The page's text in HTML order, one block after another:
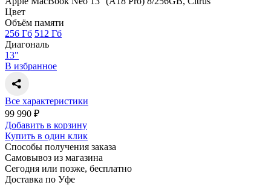
Цвет
Объём памяти
256 Гб 512 Гб
Диагональ
13"
В избранное
Все характеристики
99 990 ₽
Добавить в корзину
Купить в один клик
Способы получения заказа
Самовывоз из магазина
Сегодня или позже, бесплатно
Доставка по Уфе